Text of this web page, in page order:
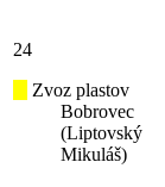
24
Zvoz plastov
Bobrovec
(Liptovský
Mikuláš)